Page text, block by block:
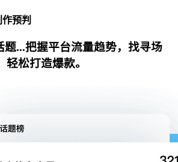
预判
题...把握平台流量趋势，找寻场
松打造爆款。